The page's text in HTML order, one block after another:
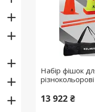
Набір фішок
13 922 ₴